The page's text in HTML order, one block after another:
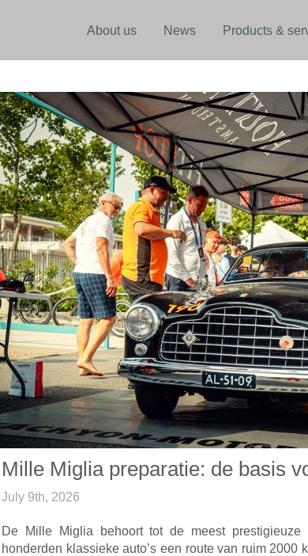
About us News Products &
Mille Miglia preparatie: de basis
July 9th, 2026
De Mille Miglia behoort tot de meest prestigieuze
honderden klassieke auto’s een route van ruim